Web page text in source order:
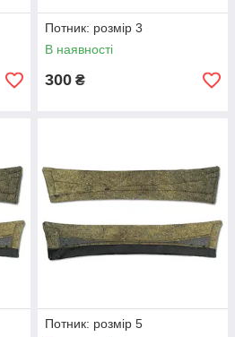
Потник: розмір 3
В наявності
300 ₴
Потник: розмір 5